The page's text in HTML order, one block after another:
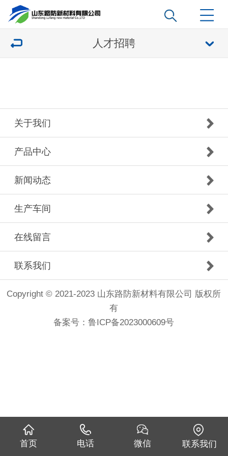
人才招聘
关于我们
产品中心
新闻动态
生产车间
在线留言
联系我们
Copyright © 2021-2023 山东路防新材料有限公司 版权所
有
备案号：鲁ICP备2023000609号
首页 电话 微信 联系我们